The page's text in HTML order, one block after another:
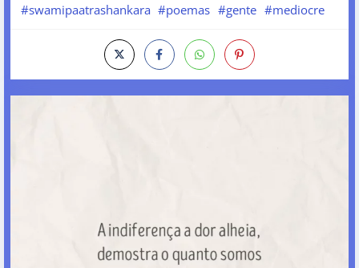
#swamipaatrashankara #poemas #gente #mediocre